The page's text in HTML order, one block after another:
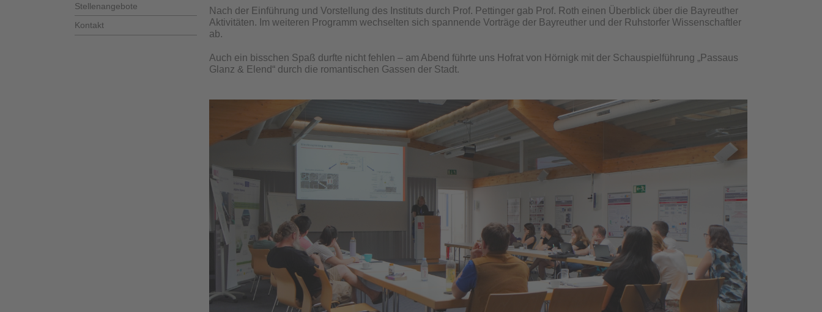
Stellenangebote
Kontakt
Nach der Einführung und Vorstellung des Instituts durch Prof. Pettinger gab Prof. Roth einen Überblick über die Bayreuther
Aktivitäten. Im weiteren Programm wechselten sich spannende Vorträge der Bayreuther und der Ruhstorfer Wissenschaftler
ab.
Auch ein bisschen Spaß durfte nicht fehlen – am Abend führte uns Hofrat von Hörnigk mit der Schauspielführung „Passaus
Glanz & Elend“ durch die romantischen Gassen der Stadt.